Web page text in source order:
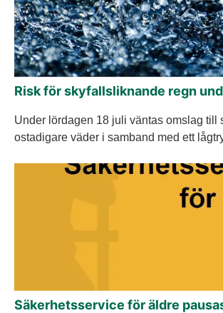
Risk för skyfallsliknande regn
Under lördagen 18 juli väntas omslag till
ostadigare väder i samband med ett
Säkerhetsservice för äldre